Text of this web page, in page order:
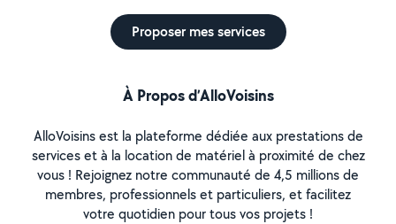
Proposer mes services
À Propos d’AlloVoisins
AlloVoisins est la plateforme dédiée aux prestations de
services et à la location de matériel à proximité de chez
vous ! Rejoignez notre communauté de 4,5 millions de
membres, professionnels et particuliers, et facilitez
votre quotidien pour tous vos projets !